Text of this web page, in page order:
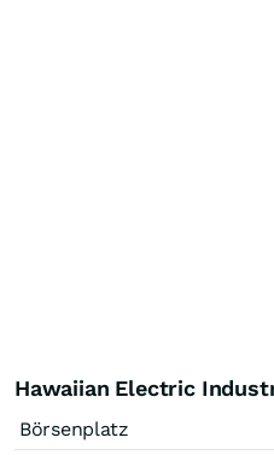
Hawaiian Electric
Börsenplatz